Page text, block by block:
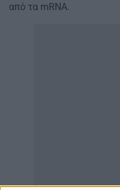
από τα mRNA.